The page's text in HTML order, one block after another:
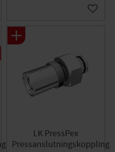
till i favoriter Lägg
LK PressPex
Pressanslutningskoppling